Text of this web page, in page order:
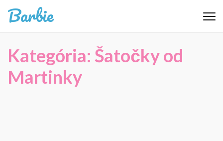
Enter)
Barbie
Kategória: Šatočky od
Martinky